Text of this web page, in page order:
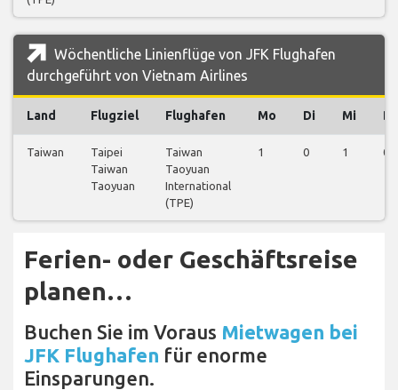
Wöchentliche Linienflüge von JFK Flughafen
durchgeführt von Vietnam Airlines
Land Flugziel Flughafen Mo Di Mi
Taiwan
Taipei
Taiwan
Taoyuan
Taiwan
Taoyuan
International
(TPE)
1 0 1 0
Ferien- oder Geschäftsreise
planen…
Buchen Sie im Voraus Mietwagen bei
JFK Flughafen für enorme
Einsparungen.